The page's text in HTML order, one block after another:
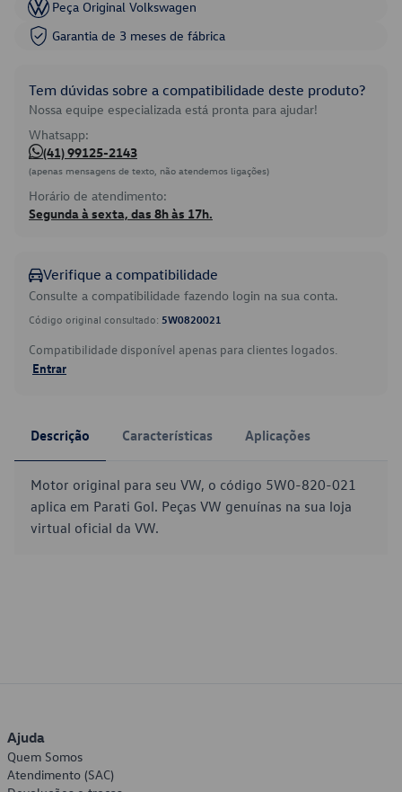
Peça Original Volkswagen
Garantia de 3 meses de fábrica
Tem dúvidas sobre a compatibilidade deste produto?
Nossa equipe especializada está pronta para ajudar!
Whatsapp:
(41) 99125-2143
(apenas mensagens de texto, não atendemos ligações)
Horário de atendimento:
Segunda à sexta, das 8h às 17h.
Verifique a compatibilidade
Consulte a compatibilidade fazendo login na sua conta.
Código original consultado: 5W0820021
Compatibilidade disponível apenas para clientes logados.
Entrar
Descrição Características Aplicações
Motor original para seu VW, o código 5W0-820-021
aplica em Parati Gol. Peças VW genuínas na sua loja
virtual oficial da VW.
Ajuda
Quem Somos
Atendimento (SAC)